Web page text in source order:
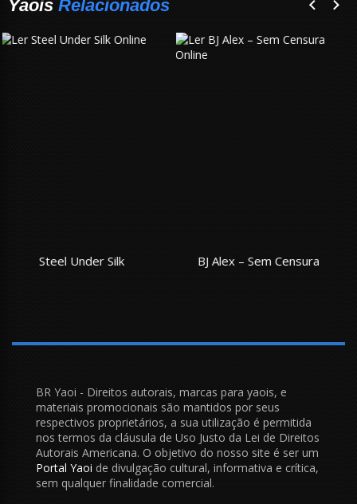
Yaois Relacionados
BJ Alex – Sem Censura Hell intern
BR Yaoi - Direitos autorais, marcas para yaois, e
materiais promocionais são mantidos por seus
respectivos proprietários, a sua utilização é permitida
nos termos da cláusula de Uso Justo da Lei de Direitos
Autorais Americana. O objetivo do nosso site é ser um
Portal Yaoi de divulgação cultural, informativa e crítica,
sem qualquer finalidade comercial.